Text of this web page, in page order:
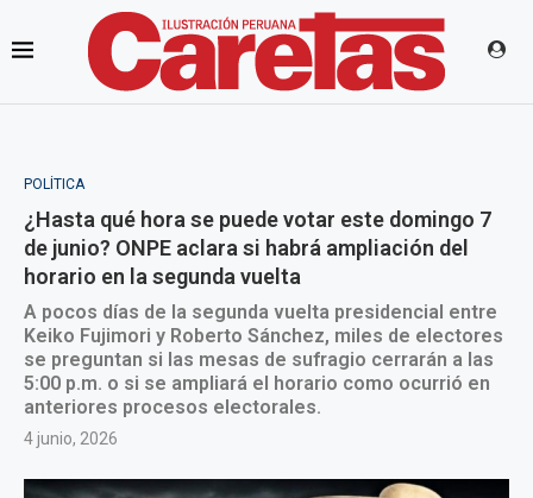
POLÍTICA
¿Hasta qué hora se puede votar este domingo 7
de junio? ONPE aclara si habrá ampliación del
horario en la segunda vuelta
A pocos días de la segunda vuelta presidencial entre
Keiko Fujimori y Roberto Sánchez, miles de electores
se preguntan si las mesas de sufragio cerrarán a las
5:00 p.m. o si se ampliará el horario como ocurrió en
anteriores procesos electorales.
4 junio, 2026